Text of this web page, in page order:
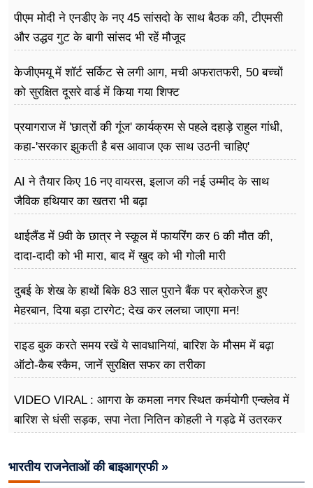
पीएम मोदी ने एनडीए के नए 45 सांसदो के साथ बैठक की, टीएमसी
और उद्धव गुट के बागी सांसद भी रहें मौजूद
केजीएमयू में शॉर्ट सर्किट से लगी आग, मची अफरातफरी, 50 बच्चों
को सुरक्षित दूसरे वार्ड में किया गया शिफ्ट
प्रयागराज में 'छात्रों की गूंज' कार्यक्रम से पहले दहाड़े राहुल गांधी,
कहा-'सरकार झुकती है बस आवाज एक साथ उठनी चाहिए'
AI ने तैयार किए 16 नए वायरस, इलाज की नई उम्मीद के साथ
जैविक हथियार का खतरा भी बढ़ा
थाईलैंड में 9वी के छात्र ने स्कूल में फायरिंग कर 6 की मौत की,
दादा-दादी को भी मारा, बाद में खुद को भी गोली मारी
दुबई के शेख के हाथों बिके 83 साल पुराने बैंक पर ब्रोकरेज हुए
मेहरबान, दिया बड़ा टारगेट; देख कर ललचा जाएगा मन!
राइड बुक करते समय रखें ये सावधानियां, बारिश के मौसम में बढ़ा
ऑटो-कैब स्कैम, जानें सुरक्षित सफर का तरीका
VIDEO VIRAL : आगरा के कमला नगर स्थित कर्मयोगी एन्क्लेव में
बारिश से धंसी सड़क, सपा नेता नितिन कोहली ने गड्ढे में उतरकर
भारतीय राजनेताओं की बाइआग्रफी »